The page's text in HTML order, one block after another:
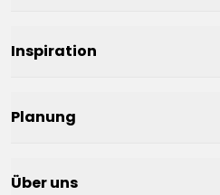
Inspiration
Planung
Über uns